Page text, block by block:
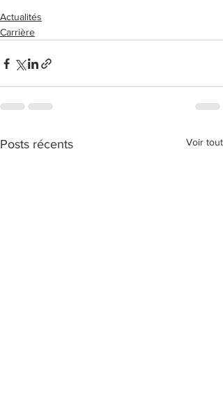
Actualités
Carrière
Posts récents Voir tout